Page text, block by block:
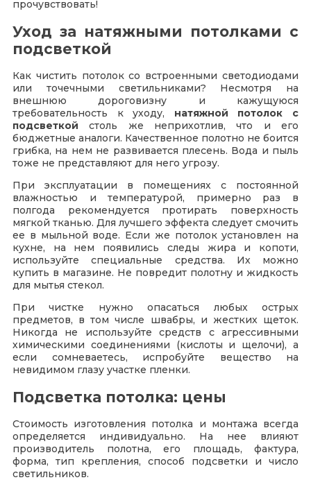
прочувствовать!
Уход за натяжными потолками с
подсветкой
Как чистить потолок со встроенными светодиодами
или точечными светильниками? Несмотря на
внешнюю дороговизну и кажущуюся
требовательность к уходу, натяжной потолок с
подсветкой столь же неприхотлив, что и его
бюджетные аналоги. Качественное полотно не боится
грибка, на нем не развивается плесень. Вода и пыль
тоже не представляют для него угрозу.
При эксплуатации в помещениях с постоянной
влажностью и температурой, примерно раз в
полгода рекомендуется протирать поверхность
мягкой тканью. Для лучшего эффекта следует смочить
ее в мыльной воде. Если же потолок установлен на
кухне, на нем появились следы жира и копоти,
используйте специальные средства. Их можно
купить в магазине. Не повредит полотну и жидкость
для мытья стекол.
При чистке нужно опасаться любых острых
предметов, в том числе швабры, и жестких щеток.
Никогда не используйте средств с агрессивными
химическими соединениями (кислоты и щелочи), а
если сомневаетесь, испробуйте вещество на
невидимом глазу участке пленки.
Подсветка потолка: цены
Стоимость изготовления потолка и монтажа всегда
определяется индивидуально. На нее влияют
производитель полотна, его площадь, фактура,
форма, тип крепления, способ подсветки и число
светильников.